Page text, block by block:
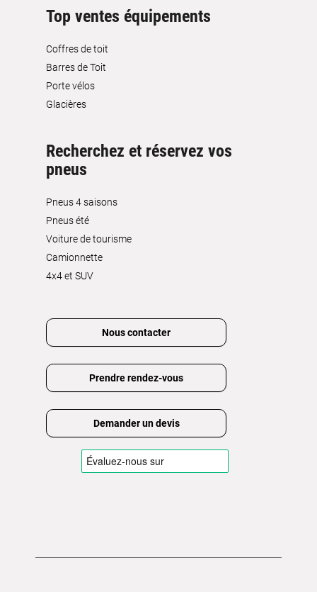
Top ventes équipements
Coffres de toit
Barres de Toit
Porte vélos
Glacières
Recherchez et réservez vos
pneus
Pneus 4 saisons
Pneus été
Voiture de tourisme
Camionnette
4x4 et SUV
Nous contacter
Prendre rendez-vous
Demander un devis